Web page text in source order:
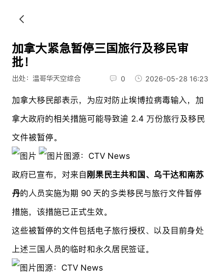
加拿大紧急暂停三国旅行及移民审
批！
出处：温哥华天空综合 0 2026-05-28 16:23
加拿大移民部表示，为应对防止埃博拉病毒输入，加
拿大政府的相关措施可能导致逾 2.4 万份旅行及移民
文件被暂停。
图源：CTV News
政府已宣布，对来自 刚果民主共和国、乌干达和南苏
丹的人员实施为期 90 天的多类移民与旅行文件暂停
措施，该措施已正式生效。
这些被暂停的文件包括电子旅行授权、以及目前身处
上述三国人员的临时和永久居民签证。
图源：CTV News